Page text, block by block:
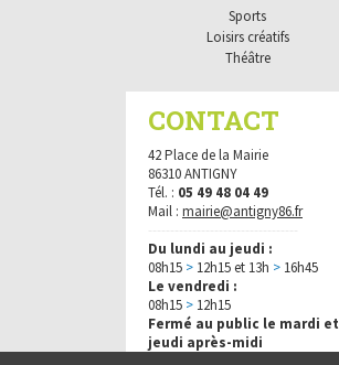
Sports
Loisirs créatifs
Théâtre
CONTACT
42 Place de la Mairie
86310 ANTIGNY
Tél. : 05 49 48 04 49
Mail : mairie@antigny86.fr
Du lundi au jeudi :
08h15 > 12h15 et 13h > 16h45
Le vendredi :
08h15 > 12h15
Fermé au public le mardi et
jeudi après-midi